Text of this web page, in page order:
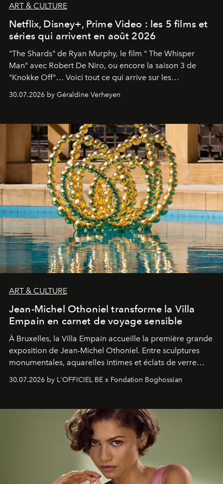
ART & CULTURE
Netflix, Disney+, Prime Video : les 5 films et
séries qui arrivent en août 2026
"The Shards" de Ryan Murphy, le film " The Whisper
Man" avec Robert De Niro, ou encore la saison 3 de
"Knokke Off"… Voici tout ce qui arrive sur les
plateformes de streaming en août 2026.
30.07.2026 by Géraldine Verheyen
ART & CULTURE
Jean-Michel Othoniel transforme la Villa
Empain en carnet de voyage sensible
À Bruxelles, la Villa Empain accueille la première grande
exposition de Jean-Michel Othoniel. Entre sculptures
monumentales, aquarelles intimes et éclats de verre
soufflé, l’artiste français compose un itinéraire
émotionnel où chaque œuvre devient le souvenir
émerveillement.
30.07.2026 by L'OFFICIEL BE x Fondation Boghossian